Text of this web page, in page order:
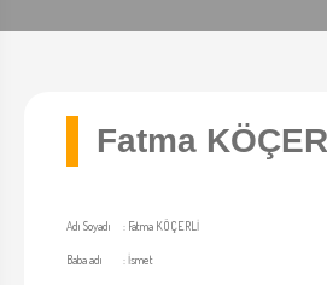
Fatma
Adı Soyadı : Fatma KÖÇERLİ
Baba adı :İsmet